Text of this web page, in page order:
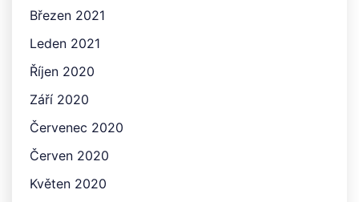
Březen 2021
Leden 2021
Říjen 2020
Září 2020
Červenec 2020
Červen 2020
Květen 2020